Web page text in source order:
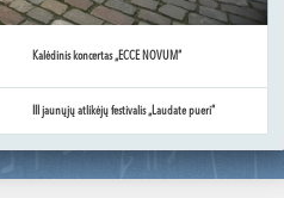
Kalėdinis koncertas „ECCE NOVUM“
III jaunųjų atlikėjų festivalis „Laudate pueri“